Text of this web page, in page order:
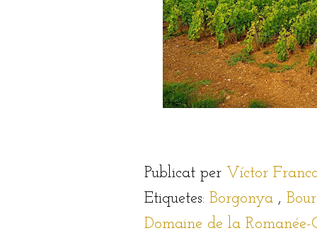
Publicat per Víctor
Etiquetes: Borgonya ,
Domaine de la